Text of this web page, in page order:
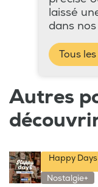
laissé
dans
Tous
Autres
Happy
Nostalgie+